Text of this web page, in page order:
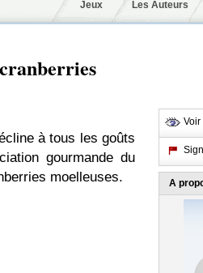
Jeux Les Auteurs
à tous les goûts
gourmande du
moelleuses.
Voir
A